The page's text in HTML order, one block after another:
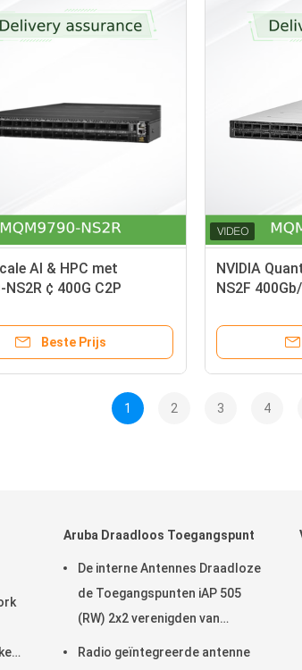
AI & HPC met
NS2R ¢ 400G C2P
Beste Prijs
NVIDIA
NS2F
Onboard
1 2 3 4
Aruba Draadloos Toegangspunt
De interne Antennes Draadloze
de Toegangspunten iAP 505
(RW) 2x2 verenigden van
Radio geïntegreerde antenne